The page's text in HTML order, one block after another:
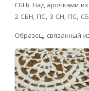
СБН). Над арочками
2 СБН, ПС, 3 СН, ПС,
Образец, связанный